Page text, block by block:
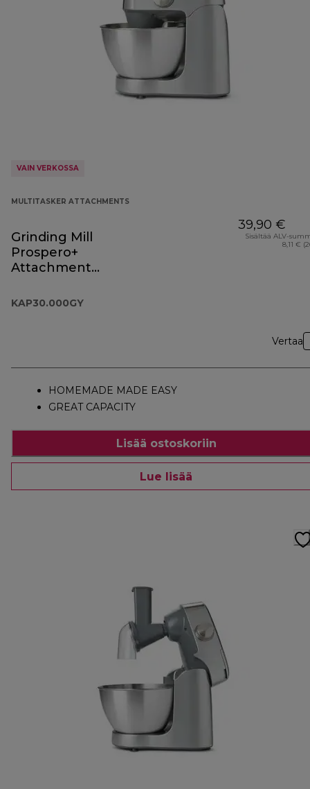
VAIN VERKOSSA
MULTITASKER ATTACHMENTS
Grinding Mill
Prospero+
Attachment
KAP30.000GY
39,90 €
Sisältää ALV-
8,11 €
Vertaa
HOMEMADE MADE EASY
GREAT CAPACITY
Lisää ostoskoriin
Lue lisää